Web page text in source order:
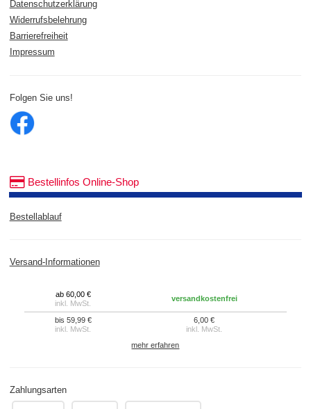
Datenschutzerklärung
Widerrufsbelehrung
Barrierefreiheit
Impressum
Folgen Sie uns!
Bestellinfos Online-Shop
Bestellablauf
Versand-Informationen
ab 60,00 €
inkl. MwSt.
versandkostenfrei
bis 59,99 €
inkl. MwSt.
6,00 €
inkl. MwSt.
mehr erfahren
Zahlungsarten